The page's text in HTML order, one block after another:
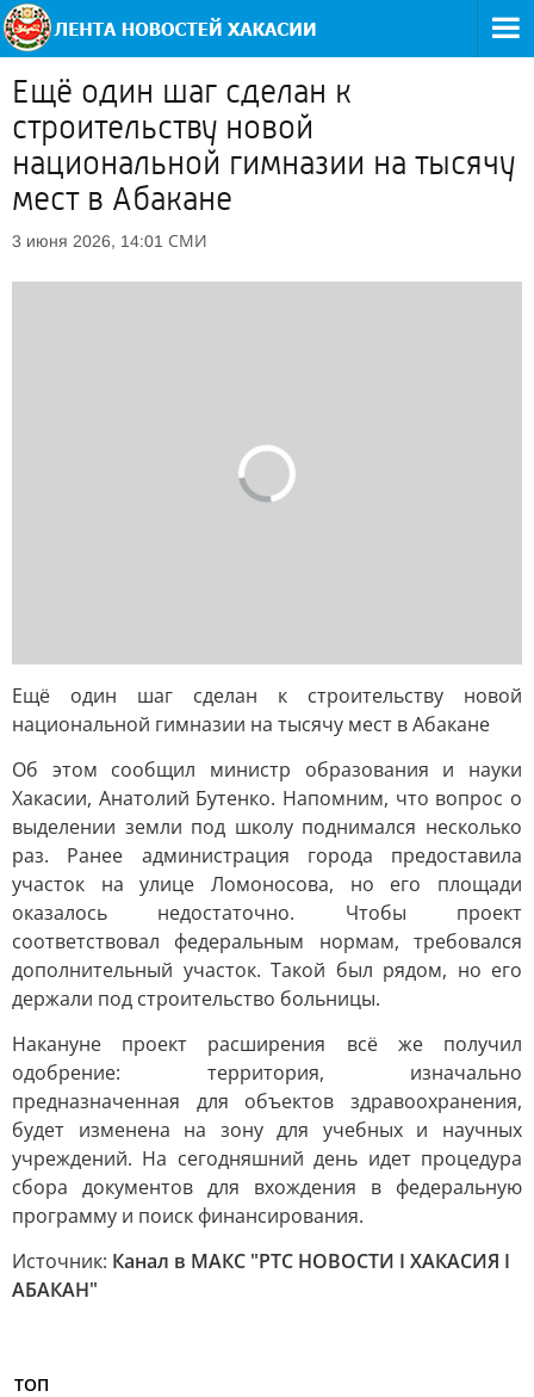
Ещё один шаг сделан к
строительству новой
национальной гимназии на тысячу
мест в Абакане
3 июня 2026, 14:01 СМИ
Ещё один шаг сделан к строительству новой
национальной гимназии на тысячу мест в Абакане
Об этом сообщил министр образования и науки
Хакасии, Анатолий Бутенко. Напомним, что вопрос о
выделении земли под школу поднимался несколько
раз. Ранее администрация города предоставила
участок на улице Ломоносова, но его площади
оказалось недостаточно. Чтобы проект
соответствовал федеральным нормам, требовался
дополнительный участок. Такой был рядом, но его
держали под строительство больницы.
Накануне проект расширения всё же получил
одобрение: территория, изначально
предназначенная для объектов здравоохранения,
будет изменена на зону для учебных и научных
учреждений. На сегодняшний день идет процедура
сбора документов для вхождения в федеральную
программу и поиск финансирования.
Источник: Канал в МАКС "РТС НОВОСТИ I ХАКАСИЯ I
АБАКАН"
ТОП